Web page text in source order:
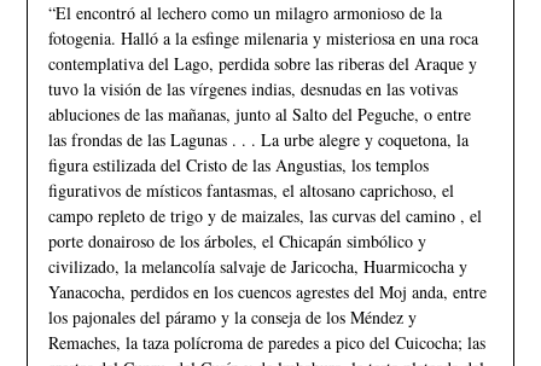
“El encontró al lechero como un milagro armonioso de la
fotogenia. Halló a la esfinge milenaria y misteriosa en una roca
contemplativa del Lago, perdida sobre las riberas del Araque y
tuvo la visión de las vírgenes indias, desnudas en las votivas
abluciones de las mañanas, junto al Salto del Peguche, o entre
las frondas de las Lagunas . . . La urbe alegre y coquetona, la
figura estilizada del Cristo de las Angustias, los templos
figurativos de místicos fantasmas, el altosano caprichoso, el
campo repleto de trigo y de maizales, las curvas del camino , el
porte donairoso de los árboles, el Chicapán simbólico y
civilizado, la melancolía salvaje de Jaricocha, Huarmicocha y
Yanacocha, perdidos en los cuencos agrestes del Moj anda, entre
los pajonales del páramo y la conseja de los Méndez y
Remaches, la taza polícroma de paredes a pico del Cuicocha; las